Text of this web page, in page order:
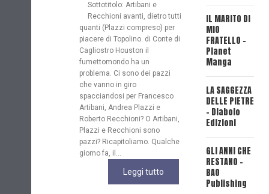
Sottotitolo: Artibani e
Recchioni avanti, dietro tutti
quanti (Plazzi compreso) per
piacere di Topolino. di Conte di
Cagliostro Houston il
fumettomondo ha un
problema. Ci sono dei pazzi
che vanno in giro
spacciandosi per Francesco
Artibani, Andrea Plazzi e
Roberto Recchioni? O Artibani,
Plazzi e Recchioni sono
pazzi? Ricapitoliamo. Qualche
giorno fa, il...
Leggi tutto
IL MARITO DI
MIO
FRATELLO -
Planet
Manga
LA SAGGEZZA
DELLE PIETRE
- Diabolo
Edizioni
GLI ANNI CHE
RESTANO -
BAO
Publishing